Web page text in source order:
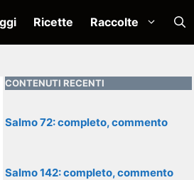
Ricette Raccolte
CONTENUTI RECENTI
Salmo 72: completo, commento
Salmo 142: completo, commento